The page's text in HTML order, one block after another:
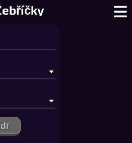
Živé multiplayer